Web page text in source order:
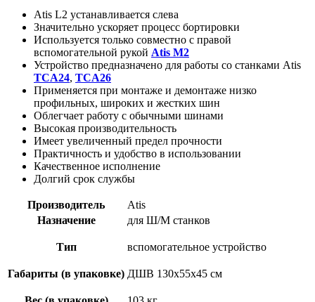
Atis L2 устанавливается слева
Значительно ускоряет процесс бортировки
Используется только совместно с правой
вспомогательной рукой Atis M2
Устройство предназначено для работы со станками Atis
TCA24, TCA26
Применяется при монтаже и демонтаже низко
профильных, широких и жестких шин
Облегчает работу с обычными шинами
Высокая производительность
Имеет увеличенный предел прочности
Практичность и удобство в использовании
Качественное исполнение
Долгий срок службы
Производитель
Atis
Назначение
для Ш/М станков
Тип вспомогательное устройство
Габариты (в упаковке) ДШВ 130х55х45 см